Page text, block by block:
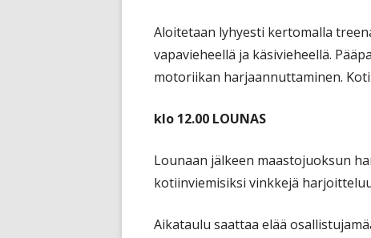
Aloitetaan lyhyesti kertomalla
vapavieheellä ja käsivieheellä.
motoriikan harjaannuttaminen.
klo 12.00 LOUNAS
Lounaan jälkeen maastojuoksun
kotiinviemisiksi vinkkejä
Aikataulu saattaa elää